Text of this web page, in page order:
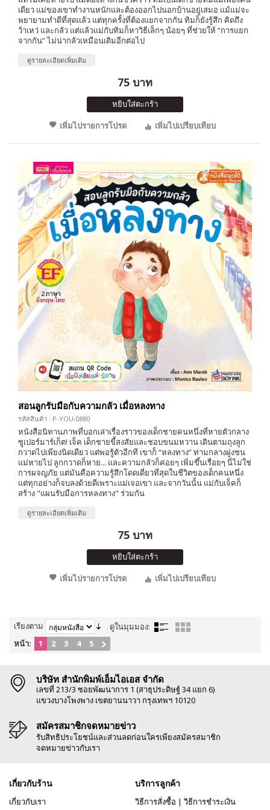
เดียว แม่ของเขาทำงานหนักและต้องออกไปนอกบ้านอยู่เสมอ แม้แม่จะ
พยายามทำดีที่สุดแล้ว แต่ทุกครั้งที่ต้องแยกจากกัน ทิมก็ยังรู้สึก คิดถึง
ว้าเหว่ และกลัว แต่แล้วแม่กับทิมก็หาวิธีเล็กๆ น้อยๆ ที่ช่วยให้ “การแยก
จากกัน” ไม่น่ากลัวเหมือนเดิมอีกต่อไป
ดูรายละเอียดเพิ่มเติม
75 บาท
หยิบใส่ตะกร้า
เพิ่มไปรายการโปรด
เพิ่มไปเปรียบเทียบ
สอนลูกรับมือกับความกลัว เมื่อหลงทาง
รหัสสินค้า : P-YOU-0880
หนังสือนิทานภาพที่บอกเล่าเรื่องราวของเด็กชายคนหนึ่งที่หายตัวกลาง
ซูเปอร์มาร์เก็ต! เจ็ค เด็กชายขี้สงสัยและชอบขนมหวาน เดินตามถุงลูก
กวาดไปเพียงนิดเดียว แต่พอรู้ตัวอีกที เขาก็ “หลงทาง” ท่ามกลางฝูงชน
แม่หายไป ลูกกวาดก็หาย... และความกลัวก็ค่อยๆ เพิ่มขึ้นเรื่อยๆ นี่ไม่ใช่
การผจญภัย แต่มันคือความรู้สึกโดดเดี่ยวที่สุดในชีวิตของเด็กคนหนึ่ง
แต่ทุกอย่างก็จบลงด้วยดีเพราะแม่เจอเขา และจากวันนั้น แม่กับเจ็คก็
สร้าง "แผนรับมือการหลงทาง" ร่วมกัน
ดูรายละเอียดเพิ่มเติม
75 บาท
หยิบใส่ตะกร้า
เพิ่มไปรายการโปรด
เพิ่มไปเปรียบเทียบ
เรียงตาม
ดูในมุมมอง:
หน้า:
1 2 3 4 5
บริษัท สำนักพิมพ์เอ็มไอเอส จำกัด
เลขที่ 213/3 ซอยพัฒนาการ 1 (สาธุประดิษฐ์ 34 แยก 6)
แขวงบางโพงพาง เขตยานนาวา กรุงเทพฯ 10120
สมัครสมาชิกจดหมายข่าว
รับสิทธิประโยชน์และส่วนลดก่อนใครเพียงสมัครสมาชิก
จดหมายข่าวกับเรา
เกี่ยวกับร้าน
เกี่ยวกับเรา
บริการลูกค้า
วิธีการสั่งซื้อ | วิธีการชำระเงิน